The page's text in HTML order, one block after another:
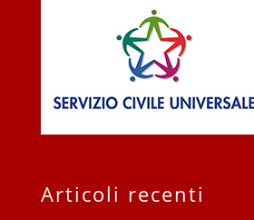
Articoli recenti